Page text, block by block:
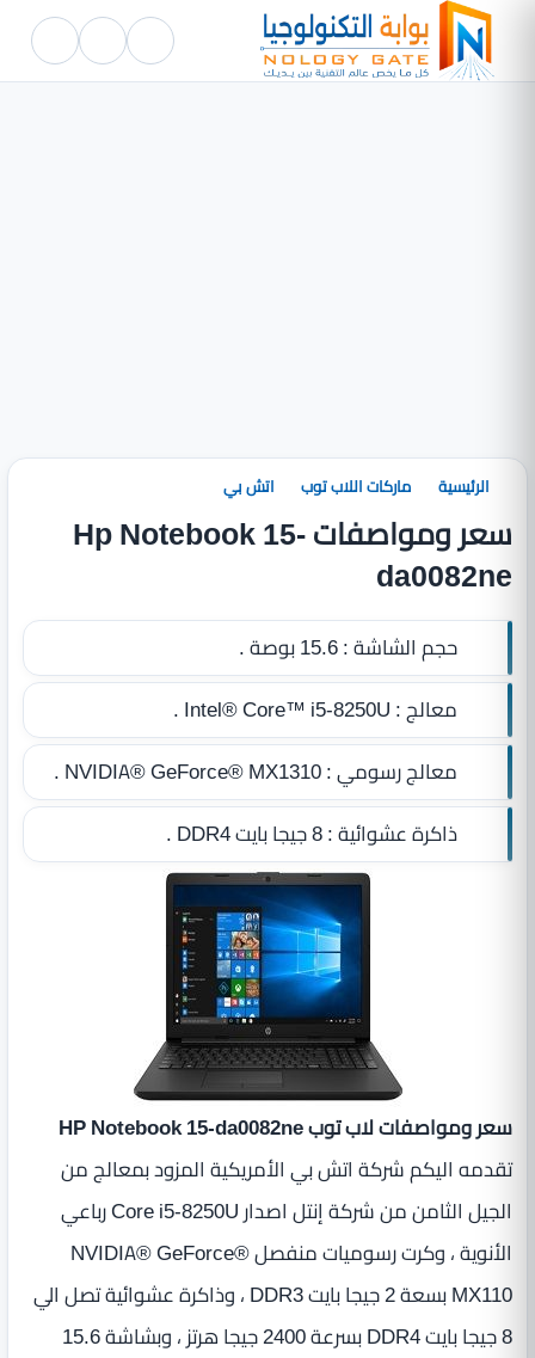
الرئيسية ماركات اللاب توب اتش بي
سعر ومواصفات Hp Notebook 15-
da0082ne
حجم الشاشة :15.6 بوصة .
معالج :Intel® Core™ i5-8250U .
معالج رسومي :NVIDIA® GeForce® MX1310 .
ذاكرة عشوائية :8 جيجا بايت DDR4 .
سعر ومواصفات لاب توب HP Notebook 15-da0082ne
تقدمه اليكم شركة اتش بي الأمريكية المزود بمعالج من
الجيل الثامن من شركة إنتل اصدار Core i5-8250U رباعي
الأنوية ، وكرت رسوميات منفصل NVIDIA® GeForce®
MX110 بسعة 2 جيجا بايت DDR3 ، وذاكرة عشوائية تصل الي
8 جيجا بايت DDR4 بسرعة 2400 جيجا هرتز ، وبشاشة 15.6